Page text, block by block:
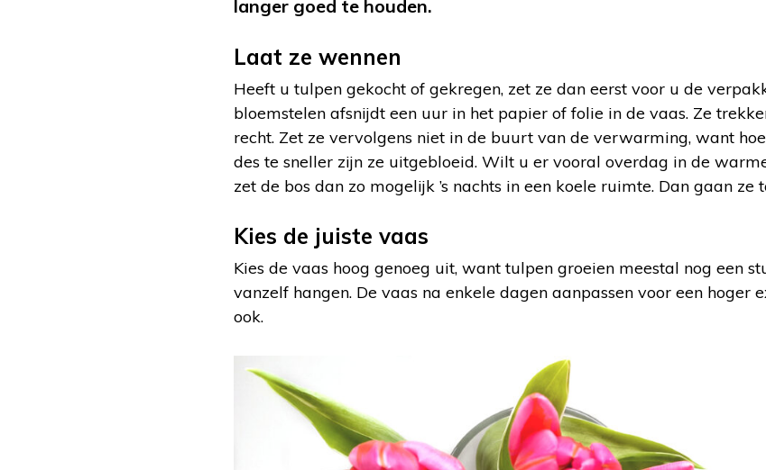
langer goed te houden.
Laat ze wennen
Heeft u tulpen gekocht of gekregen, zet ze dan eerst voor u de
bloemstelen afsnijdt een uur in het papier of folie in de vaas. Ze
recht. Zet ze vervolgens niet in de buurt van de verwarming, want
des te sneller zijn ze uitgebloeid. Wilt u er vooral overdag in de
zet de bos dan zo mogelijk ’s nachts in een koele ruimte. Dan gaan ze
Kies de juiste vaas
Kies de vaas hoog genoeg uit, want tulpen groeien meestal nog een
vanzelf hangen. De vaas na enkele dagen aanpassen voor een
ook.